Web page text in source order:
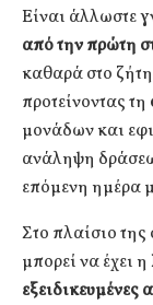
Είναι άλλωστε
από την πρώτη
καθαρά στο
προτείνοντας τη
μονάδων και
ανάληψη
επόμενη ημέρα
Στο πλαίσιο
μπορεί να έχει η
εξειδικευμένες